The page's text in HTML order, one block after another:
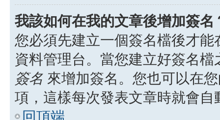
我該如何在我的文章後增加簽名
您必須先建立一個簽名檔後才
資料管理台。當您建立好簽名
簽名 來增加簽名。您也可以在
項，這樣每次發表文章時就會自
回頂端